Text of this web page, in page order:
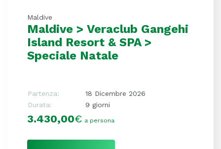
Maldive
Maldive > Veraclub Gangehi
Island Resort & SPA >
Speciale Natale
Partenza:
18 Dicembre 2026
Durata:
9 giorni
3.430,00€ a persona